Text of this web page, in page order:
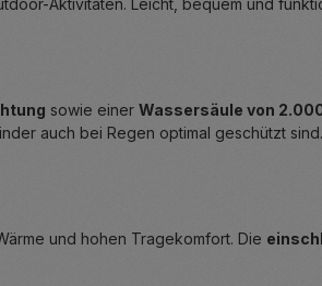
sowie einer Wassersäule von
auch bei Regen optimal geschützt sind.
und hohen Tragekomfort. Die